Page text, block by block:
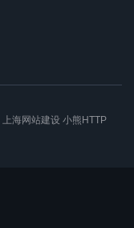
上海网站建设 小熊HTTP